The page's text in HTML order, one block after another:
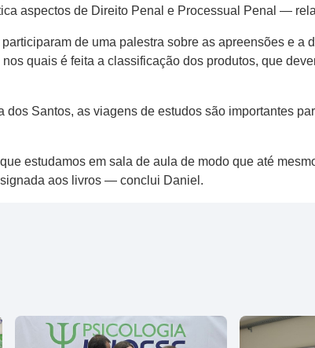
aspectos de Direito Penal e Processual Penal —
de uma palestra sobre as apreensões e
quais é feita a classificação dos produtos, que
Santos, as viagens de estudos são importantes
estudamos em sala de aula de modo que até
aos livros — conclui Daniel.